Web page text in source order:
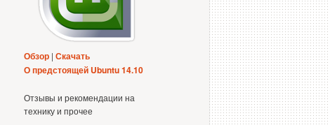
Обзор | Скачать
О предстоящей Ubuntu 14.10
Отзывы и рекомендации на
технику и прочее